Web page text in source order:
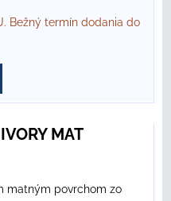
Bežný termín dodania do
MAT
matným povrchom zo